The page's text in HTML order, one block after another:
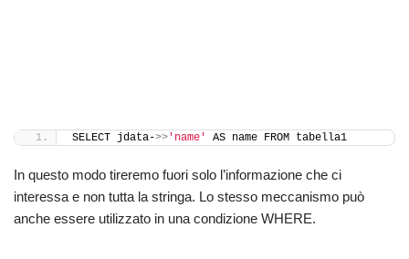
SELECT jdata->> 'name' AS name FROM tabella1
In questo modo tireremo fuori solo l’informazione che ci
interessa e non tutta la stringa. Lo stesso meccanismo può
anche essere utilizzato in una condizione WHERE.